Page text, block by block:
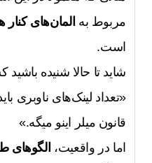
مربوط به المان‌های
است.
شاید تا حالا شنیده
«تعداد لینک‌های ناوبری
قانون میلر اینو میگه.»
اما در واقعیت، الگوهای